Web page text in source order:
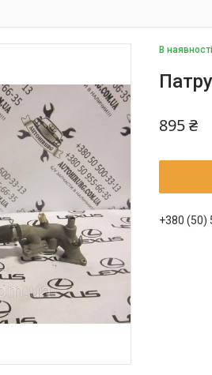
В наявності
895 ₴
+380 (50)